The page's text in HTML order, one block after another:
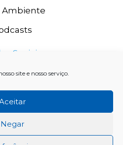
site e nosso serviço.
Negar
Ambiente
Sociais